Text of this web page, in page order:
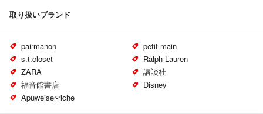
取り扱いブランド
pairmanon
petit main
s.t.closet
Ralph Lauren
ZARA
講談社
福音館書店
Disney
Apuweiser-riche